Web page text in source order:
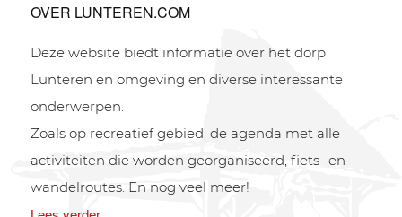
OVER LUNTEREN.COM
Deze website biedt informatie over het dorp
Lunteren en omgeving en diverse interessante
onderwerpen.
Zoals op recreatief gebied, de agenda met alle
activiteiten die worden georganiseerd, fiets- en
wandelroutes. En nog veel meer!